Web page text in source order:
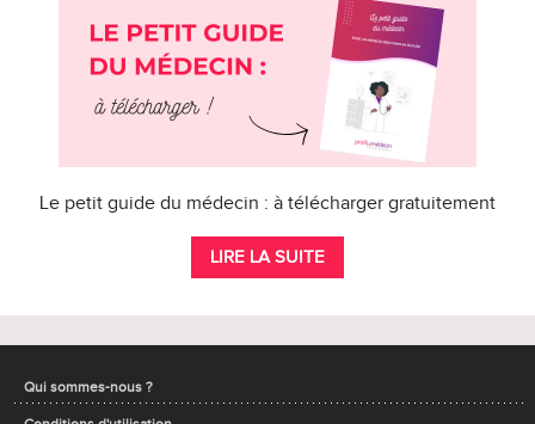
Le petit guide du médecin : à télécharger gratuitement
LIRE LA SUITE
Qui sommes-nous ?